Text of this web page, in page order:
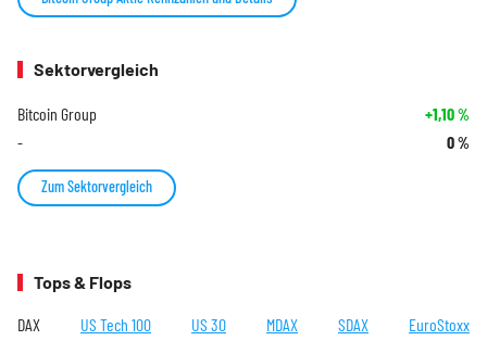
Sektorvergleich
Bitcoin Group +1,10%
- 0%
Zum Sektorvergleich
Tops & Flops
DAX US Tech 100 US 30 MDAX SDAX EuroStoxx